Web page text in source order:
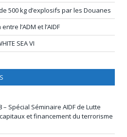
500 kg d’explosifs par les Douanes
l’ADM et l’AIDF
SEA VI
– Spécial Séminaire AIDF de Lutte
et financement du terrorisme